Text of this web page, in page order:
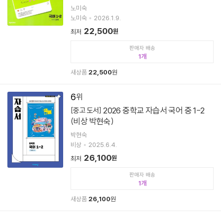
노미숙
노미숙
2026.1.9.
최저 22,500원
판매자 배송
1
새상품 22,500원
6
[중고 도서] 2026 중학교 자습서 국어 중 1-2
(비상 박현숙)
박현숙
비상
2025.6.4.
최저 26,100원
판매자 배송
1
새상품 26,100원